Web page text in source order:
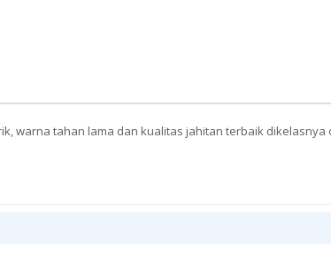
warna tahan lama dan kualitas jahitan terbaik